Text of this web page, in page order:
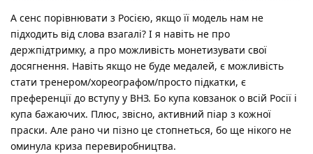
А сенс порівнювати з Росією, якщо її модель нам не
підходить від слова взагалі? І я навіть не про
держпідтримку, а про можливість монетизувати свої
досягнення. Навіть якщо не буде медалей, є можливість
стати тренером/хореографом/просто підкатки, є
преференції до вступу у ВНЗ. Бо купа ковзанок о всій Росії і
купа бажаючих. Плюс, звісно, активний піар з кожної
праски. Але рано чи пізно це стопнеться, бо ще нікого не
оминула криза перевиробництва.